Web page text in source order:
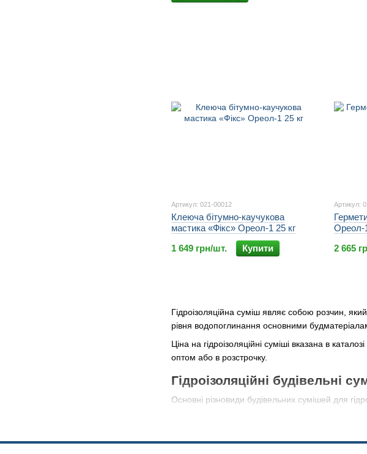
Гідроізоляційна суміш являє собою розчин,
рівня водопоглинання основними
Ціна на гідроізоляційні суміші вказана в
оптом або в розстрочку.
Гідроізоляційні будівельні
Основні різновиди будівельних сумішей для
Артикул: 021-00012
Клеюча бітумно-каучукова
мастика «Фікс» Ореол-1 25 кг
1 649 грн/шт.
Купити
Артикул:
Ореол-
2 665